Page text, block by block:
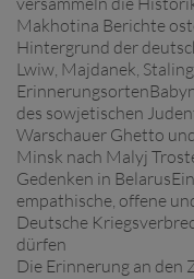
Makhotina Berichte
Hintergrund der
Lwiw, Majdanek,
des sowjetischen
Warschauer Ghetto
Minsk nach Malyj
Gedenken in
empathische, offene
Deutsche
dürfen
Die Erinnerung an den